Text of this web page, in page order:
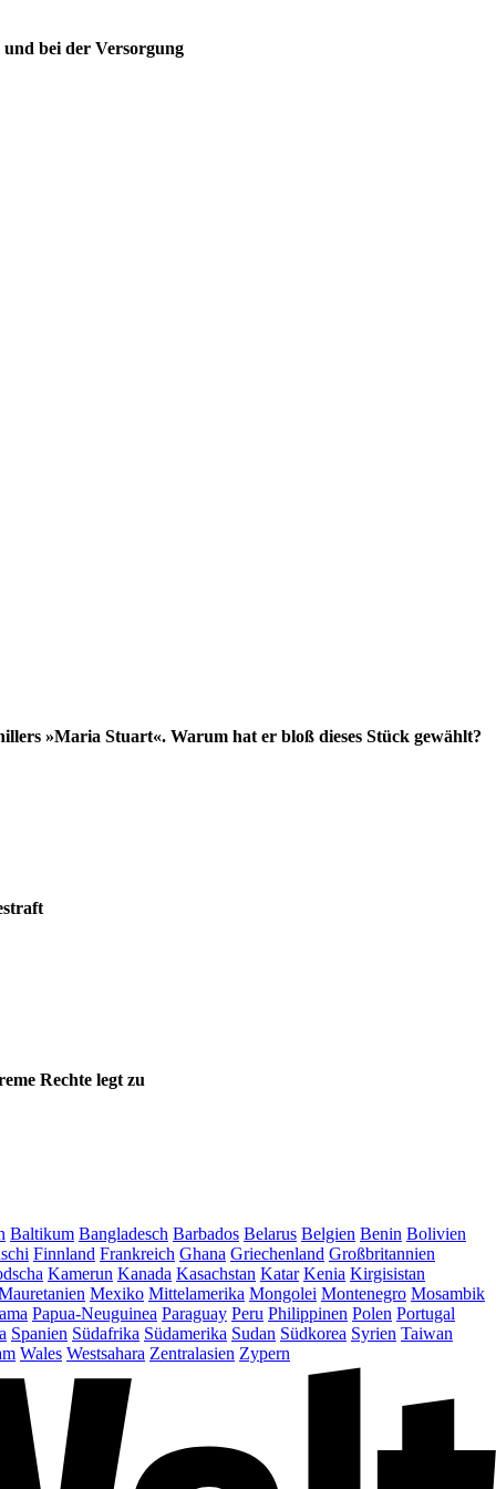
und bei der Versorgung
»Maria Stuart«. Warum hat er bloß dieses Stück gewählt?
Rechte legt zu
Baltikum Bangladesch Barbados Belarus Belgien Benin Bolivien
Finnland Frankreich Ghana Griechenland Großbritannien
Kamerun Kanada Kasachstan Katar Kenia Kirgisistan
Mexiko Mittelamerika Mongolei Montenegro Mosambik
Papua-Neuguinea Paraguay Peru Philippinen Polen Portugal
Spanien Südafrika Südamerika Sudan Südkorea Syrien Taiwan
Wales Westsahara Zentralasien Zypern